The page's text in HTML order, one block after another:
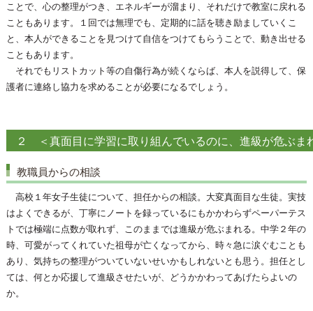
ことで、心の整理がつき、エネルギーが溜まり、それだけで教室に戻れる
こともあります。１回では無理でも、定期的に話を聴き励ましていくこ
と、本人ができることを見つけて自信をつけてもらうことで、動き出せる
こともあります。
それでもリストカット等の自傷行為が続くならば、本人を説得して、保
護者に連絡し協力を求めることが必要になるでしょう。
２ ＜真面目に学習に取り組んでいるのに、進級が危ぶま
教職員からの相談
高校１年女子生徒について、担任からの相談。大変真面目な生徒。実技
はよくできるが、丁寧にノートを録っているにもかかわらずペーパーテス
トでは極端に点数が取れず、このままでは進級が危ぶまれる。中学２年の
時、可愛がってくれていた祖母が亡くなってから、時々急に涙ぐむことも
あり、気持ちの整理がついていないせいかもしれないとも思う。担任とし
ては、何とか応援して進級させたいが、どうかかわってあげたらよいの
か。